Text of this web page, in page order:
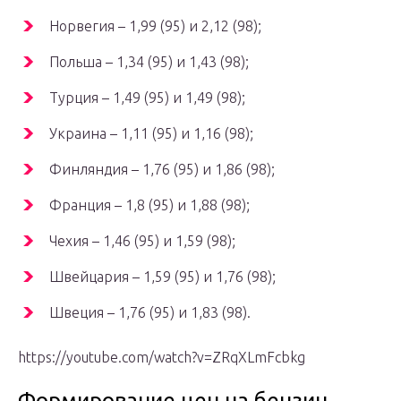
Норвегия – 1,99 (95) и 2,12 (98);
Польша – 1,34 (95) и 1,43 (98);
Турция – 1,49 (95) и 1,49 (98);
Украина – 1,11 (95) и 1,16 (98);
Финляндия – 1,76 (95) и 1,86 (98);
Франция – 1,8 (95) и 1,88 (98);
Чехия – 1,46 (95) и 1,59 (98);
Швейцария – 1,59 (95) и 1,76 (98);
Швеция – 1,76 (95) и 1,83 (98).
https://youtube.com/watch?v=ZRqXLmFcbkg